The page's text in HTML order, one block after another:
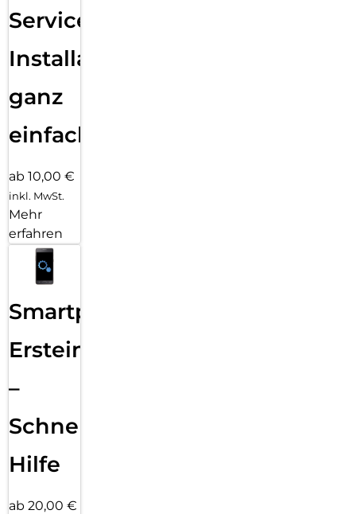
Services
Installation
ganz
einfach
ab 10,00 €
inkl. MwSt.
Mehr
erfahren
Smartphone
Ersteinrichtung
–
Schnelle
Hilfe
ab 20,00 €